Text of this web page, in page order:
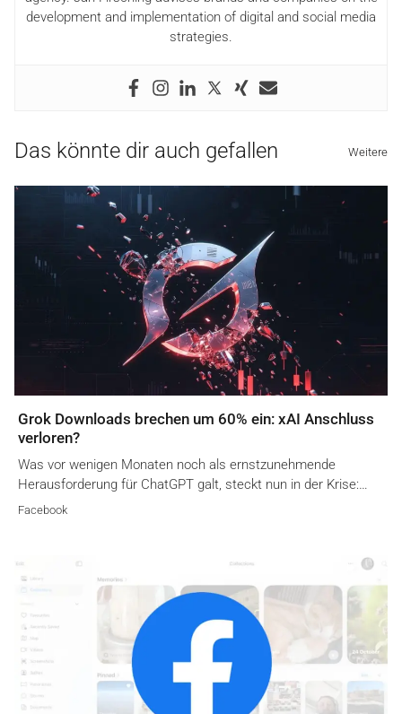
development and implementation of digital and social media
strategies.
Das könnte dir auch gefallen Weitere
Grok Downloads brechen um 60% ein: xAI Anschluss
verloren?
Was vor wenigen Monaten noch als ernstzunehmende
Herausforderung für ChatGPT galt, steckt nun in der Krise:…
Facebook